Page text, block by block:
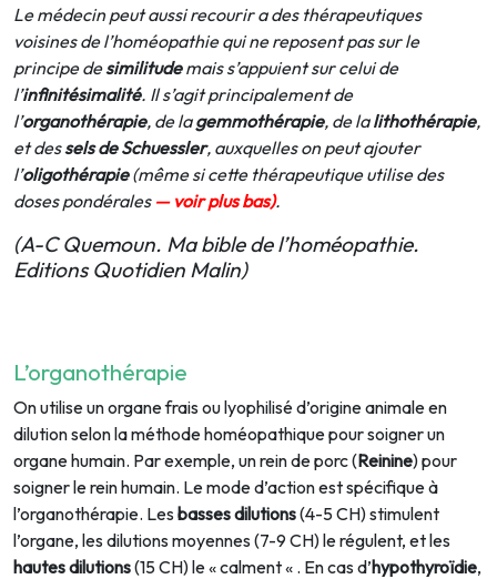
Le médecin peut aussi recourir a des thérapeutiques
voisines de l’homéopathie qui ne reposent pas sur le
principe desimilitudemais s’appuient sur celui de
l’infinitésimalité. Il s’agit principalement de
l’organothérapie, de lagemmothérapie, de lalithothérapie,
et dessels de Schuessler, auxquelles on peut ajouter
l’oligothérapie(même si cette thérapeutique utilise des
doses pondérales — voir plus bas).
(A-C Quemoun. Ma bible de l’homéopathie.
Editions Quotidien Malin)
L’organothérapie
On utilise un organe frais ou lyophilisé d’origine animale en
dilution selon la méthode homéopathique pour soigner un
organe humain. Par exemple, un rein de porc (Reinine) pour
soigner le rein humain. Le mode d’action est spécifique à
l’organothérapie. Les basses dilutions(4-5 CH) stimulent
l’organe, les dilutions moyennes (7-9 CH) le régulent, et les
hautesdilutions(15 CH) le « calment « . En cas d’hypothyroïdie,